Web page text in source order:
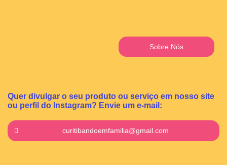
Sobre Nós
Quer divulgar o seu produto ou serviço em nosso site
ou perfil do Instagram? Envie um e-mail:
curitibandoemfamilia@gmail.com